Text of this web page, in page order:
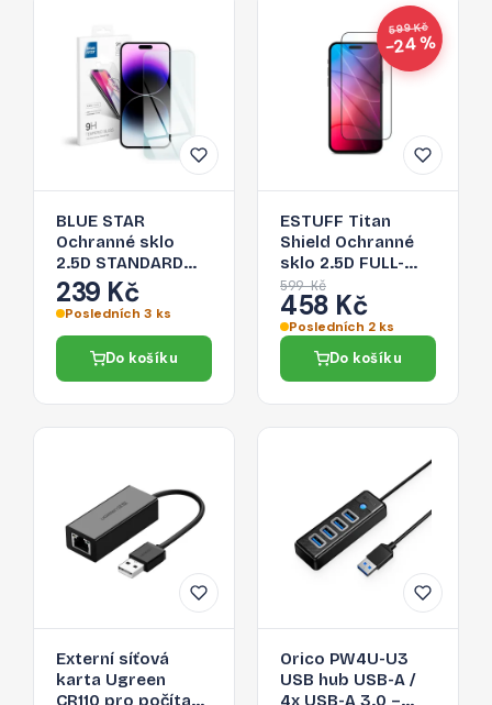
BLUE STAR
Ochranné sklo
2.5D STANDARD
0.3mm pro iPhone
14 Pro Max, čiré
239 Kč
Posledních 3 ks
Do košíku
599 Kč
−24 %
ESTUFF Titan
Shield Ochranné
sklo 2.5D FULL-
COVER 0.33mm
pro iPhone 14 Pro
Max, černý
rámeček
599 Kč
458 Kč
Posledních 2 ks
Do košíku
Externí síťová
karta Ugreen
Orico PW4U-U3
USB hub USB-A /